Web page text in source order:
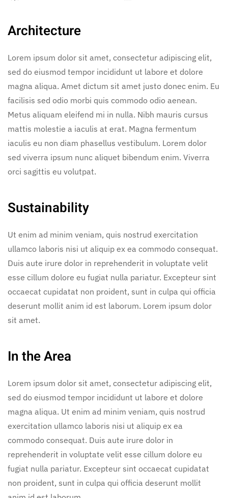
Architecture
Lorem ipsum dolor sit amet, consectetur adipiscing elit,
sed do eiusmod tempor incididunt ut labore et dolore
magna aliqua. Amet dictum sit amet justo donec enim. Eu
facilisis sed odio morbi quis commodo odio aenean.
Metus aliquam eleifend mi in nulla. Nibh mauris cursus
mattis molestie a iaculis at erat. Magna fermentum
iaculis eu non diam phasellus vestibulum. Lorem dolor
sed viverra ipsum nunc aliquet bibendum enim. Viverra
orci sagittis eu volutpat.
Sustainability
Ut enim ad minim veniam, quis nostrud exercitation
ullamco laboris nisi ut aliquip ex ea commodo consequat.
Duis aute irure dolor in reprehenderit in voluptate velit
esse cillum dolore eu fugiat nulla pariatur. Excepteur sint
occaecat cupidatat non proident, sunt in culpa qui officia
deserunt mollit anim id est laborum. Lorem ipsum dolor
sit amet.
In the Area
Lorem ipsum dolor sit amet, consectetur adipiscing elit,
sed do eiusmod tempor incididunt ut labore et dolore
magna aliqua. Ut enim ad minim veniam, quis nostrud
exercitation ullamco laboris nisi ut aliquip ex ea
commodo consequat. Duis aute irure dolor in
reprehenderit in voluptate velit esse cillum dolore eu
fugiat nulla pariatur. Excepteur sint occaecat cupidatat
non proident, sunt in culpa qui officia deserunt mollit